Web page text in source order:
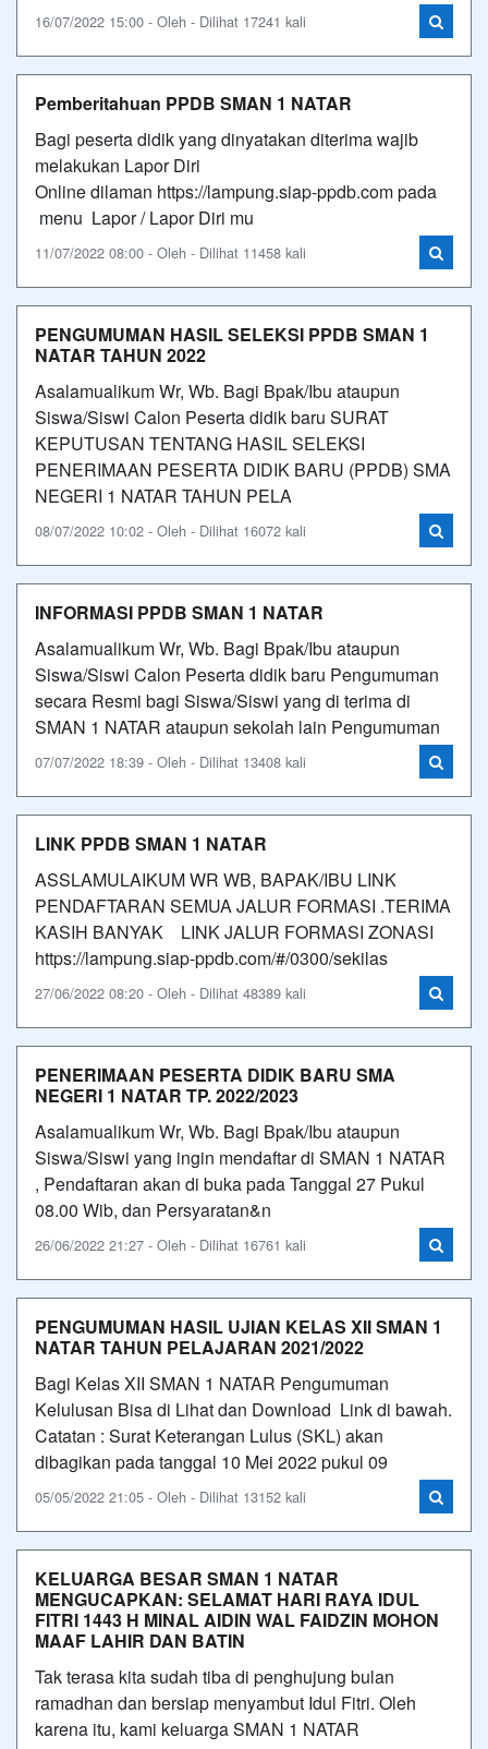
16/07/2022 15:00 - Oleh - Dilihat 17241 kali
Pemberitahuan PPDB SMAN 1 NATAR
Bagi peserta didik yang dinyatakan diterima wajib
melakukan Lapor Diri
Online dilaman https://lampung.siap-ppdb.com pada
menu Lapor / Lapor Diri mu
11/07/2022 08:00 - Oleh - Dilihat 11458 kali
PENGUMUMAN HASIL SELEKSI PPDB SMAN 1
NATAR TAHUN 2022
Asalamualikum Wr, Wb. Bagi Bpak/Ibu ataupun
Siswa/Siswi Calon Peserta didik baru SURAT
KEPUTUSAN TENTANG HASIL SELEKSI
PENERIMAAN PESERTA DIDIK BARU (PPDB) SMA
NEGERI 1 NATAR TAHUN PELA
08/07/2022 10:02 - Oleh - Dilihat 16072 kali
INFORMASI PPDB SMAN 1 NATAR
Asalamualikum Wr, Wb. Bagi Bpak/Ibu ataupun
Siswa/Siswi Calon Peserta didik baru Pengumuman
secara Resmi bagi Siswa/Siswi yang di terima di
SMAN 1 NATAR ataupun sekolah lain Pengumuman
07/07/2022 18:39 - Oleh - Dilihat 13408 kali
LINK PPDB SMAN 1 NATAR
ASSLAMULAIKUM WR WB, BAPAK/IBU LINK
PENDAFTARAN SEMUA JALUR FORMASI .TERIMA
KASIH BANYAK LINK JALUR FORMASI ZONASI
https://lampung.siap-ppdb.com/#/0300/sekilas
27/06/2022 08:20 - Oleh - Dilihat 48389 kali
PENERIMAAN PESERTA DIDIK BARU SMA
NEGERI 1 NATAR TP. 2022/2023
Asalamualikum Wr, Wb. Bagi Bpak/Ibu ataupun
Siswa/Siswi yang ingin mendaftar di SMAN 1 NATAR
, Pendaftaran akan di buka pada Tanggal 27 Pukul
08.00 Wib, dan Persyaratan&n
26/06/2022 21:27 - Oleh - Dilihat 16761 kali
PENGUMUMAN HASIL UJIAN KELAS XII SMAN 1
NATAR TAHUN PELAJARAN 2021/2022
Bagi Kelas XII SMAN 1 NATAR Pengumuman
Kelulusan Bisa di Lihat dan Download Link di bawah.
Catatan : Surat Keterangan Lulus (SKL) akan
dibagikan pada tanggal 10 Mei 2022 pukul 09
05/05/2022 21:05 - Oleh - Dilihat 13152 kali
KELUARGA BESAR SMAN 1 NATAR
MENGUCAPKAN: SELAMAT HARI RAYA IDUL
FITRI 1443 H MINAL AIDIN WAL FAIDZIN MOHON
MAAF LAHIR DAN BATIN
Tak terasa kita sudah tiba di penghujung bulan
ramadhan dan bersiap menyambut Idul Fitri. Oleh
karena itu, kami keluarga SMAN 1 NATAR